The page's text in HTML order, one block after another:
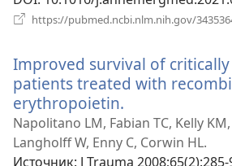
https://pubmed.ncbi.nlm.nih.gov/
Improved survival of
patients treated with
erythropoietin.
в
новом
окне)
Napolitano LM, Fabian TC, Kelly KM,
Langholff W, Enny C, Corwin HL.
Источник‎: J Trauma 2008;65(2):285-